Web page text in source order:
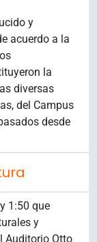
y
acuerdo a la
la
diversas
del Campus
desde
1:50 que
y
Auditorio Otto